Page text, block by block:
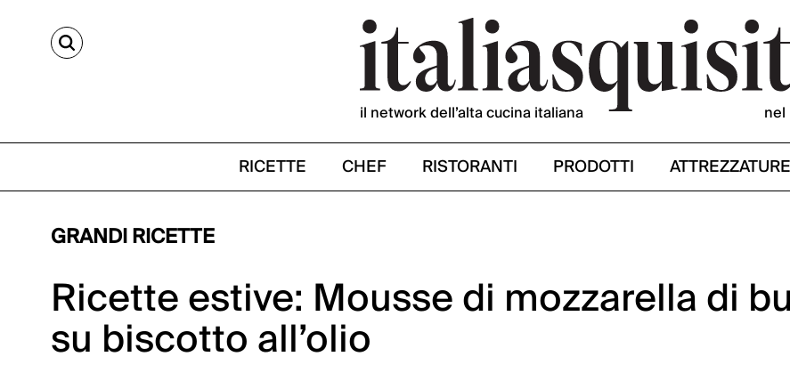
CERCA
il network dell’alta cucina italiana
RICETTE CHEF RISTORANTI PRODOTTI ATTREZZATURE
GRANDI RICETTE
Ricette estive: Mousse di mozzarella di
su biscotto all’olio